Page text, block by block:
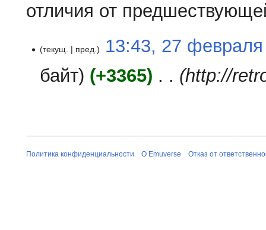
отличия от
февраля
текущ. пред.
13:43, 27
байт
+3365 http://
Политика конфиденциальности О Emuverse Отказ от